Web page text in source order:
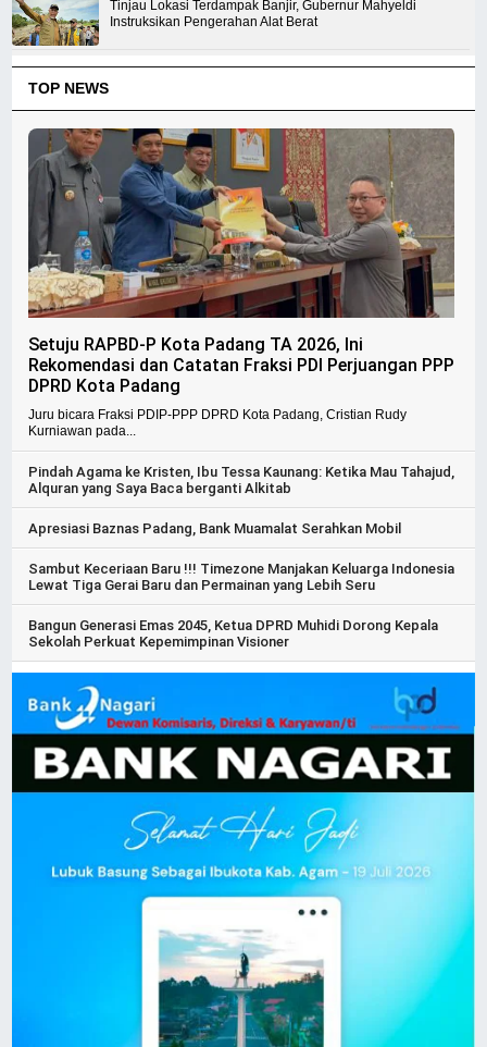
Tinjau Lokasi Terdampak Banjir, Gubernur Mahyeldi
Instruksikan Pengerahan Alat Berat
TOP NEWS
Setuju RAPBD-P Kota Padang TA 2026, Ini
Rekomendasi dan Catatan Fraksi PDI Perjuangan PPP
DPRD Kota Padang
Juru bicara Fraksi PDIP-PPP DPRD Kota Padang, Cristian Rudy
Kurniawan pada...
Pindah Agama ke Kristen, Ibu Tessa Kaunang: Ketika Mau Tahajud,
Alquran yang Saya Baca berganti Alkitab
Apresiasi Baznas Padang, Bank Muamalat Serahkan Mobil
Sambut Keceriaan Baru !!! Timezone Manjakan Keluarga Indonesia
Lewat Tiga Gerai Baru dan Permainan yang Lebih Seru
Bangun Generasi Emas 2045, Ketua DPRD Muhidi Dorong Kepala
Sekolah Perkuat Kepemimpinan Visioner